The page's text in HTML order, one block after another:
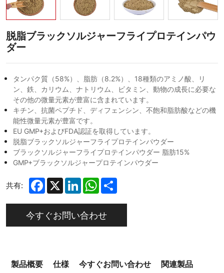
ロ
テ
イ
ン
パ
ウ
ダ
ー
脱脂ブラックソルジャーフライプロテインパウ
ダー
タンパク質（58%）、脂肪（8.2%）、18種類のアミノ酸、リ
ン、鉄、カリウム、ナトリウム、ビタミン、動物の成長に必要な
その他の微量元素が豊富に含まれています。
キチン、抗菌ペプチド、ディフェンシン、不飽和脂肪酸などの機
能性微量元素が豊富です。
EU GMP+およびFDA認証を取得しています。
脱脂ブラックソルジャーフライプロテインパウダー
ブラックソルジャーフライプロテインパウダー 脂肪15%
GMP+ブラックソルジャープロテインパウダー
共有: Facebook
X LinkedInWhatsApp
今すぐお問い合わせ
製品概要 仕様 今すぐお問い合わせ 関連製品